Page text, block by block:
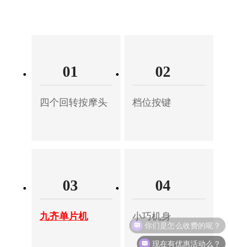
01
四个回转按摩头
02
档位按键
03
九齐单片机
04
小巧机身
你们是怎么收费的呢？
现在有优惠活动么？